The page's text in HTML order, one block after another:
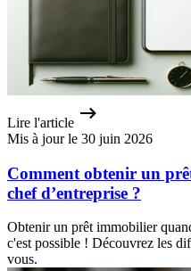
Lire l'article
Mis à jour le 30 juin 2026
Comment obtenir un
chef d’entreprise ?
Obtenir un prêt immobilier
c'est possible ! Découvrez les
vous.